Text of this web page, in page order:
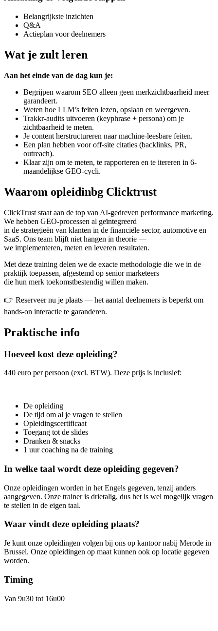
Belangrijkste inzichten
Q&A
Actieplan voor deelnemers
Wat je zult leren
Aan het einde van de dag kun je:
Begrijpen waarom SEO alleen geen merkzichtbaarheid meer
garandeert.
Weten hoe LLM’s feiten lezen, opslaan en weergeven.
Trakkr-audits uitvoeren (keyphrase + persona) om je
zichtbaarheid te meten.
Je content herstructureren naar machine-leesbare feiten.
Een plan hebben voor off-site citaties (backlinks, PR,
outreach).
Klaar zijn om te meten, te rapporteren en te itereren in 6-
maandelijkse GEO-cycli.
Waarom opleidinbg Clicktrust
ClickTrust staat aan de top van AI-gedreven performance marketing.
We hebben GEO-processen al geïntegreerd
in de strategieën van klanten in de financiële sector, automotive en
SaaS. Ons team blijft niet hangen in theorie —
we implementeren, meten en leveren resultaten.
Met deze training delen we de exacte methodologie die we in de
praktijk toepassen, afgestemd op senior marketeers
die hun merk toekomstbestendig willen maken.
👉 Reserveer nu je plaats — het aantal deelnemers is beperkt om
hands-on interactie te garanderen.
Praktische info
Hoeveel kost deze opleiding?
440 euro per persoon (excl. BTW). Deze prijs is inclusief:
De opleiding
De tijd om al je vragen te stellen
Opleidingscertificaat
Toegang tot de slides
Dranken & snacks
1 uur coaching na de training
In welke taal wordt deze opleiding gegeven?
Onze opleidingen worden in het Engels gegeven, tenzij anders
aangegeven. Onze trainer is drietalig, dus het is wel mogelijk vragen
te stellen in de eigen taal.
Waar vindt deze opleiding plaats?
Je kunt onze opleidingen volgen bij ons op kantoor nabij Merode in
Brussel. Onze opleidingen op maat kunnen ook op locatie gegeven
worden.
Timing
Van 9u30 tot 16u00